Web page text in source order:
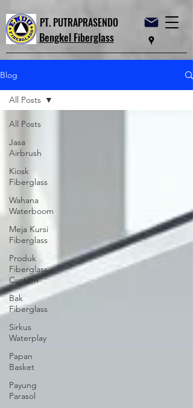
PT. PUTRAPRASENDO
Bengkel Fiberglass
Blog
All Posts
Jasa
Airbrush
Kiosk
Fiberglass
Wahana
Waterboom
Meja Kursi
Fiberglass
Produk
Fiberglass
Custom
Bak
Fiberglass
Sirkus
Waterplay
Papan
Basket
Payung
Parasol
All Posts